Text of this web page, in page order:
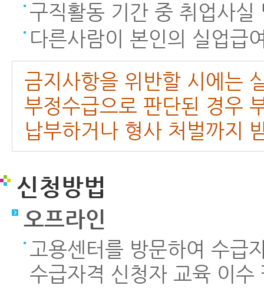
구직활동 기간 중 취업사실
다른사람이 본인의 실업급
금지사항을 위반할 시에는
부정수급으로 판단된 경우
납부하거나 형사 처벌까지
신청방법
오프라인
고용센터를 방문하여 수급
수급자격 신청자 교육 이수